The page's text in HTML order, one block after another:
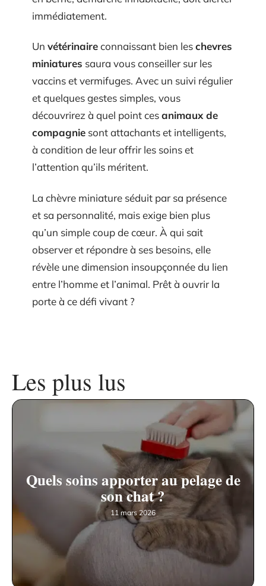
immédiatement.
Un vétérinaireconnaissant bien leschevres
miniatures saura vous conseiller sur les
vaccins et vermifuges. Avec un suivi régulier
et quelques gestes simples, vous
découvrirez à quel point cesanimaux de
compagnie sont attachants et intelligents,
à condition de leur offrir les soins et
l’attention qu’ils méritent.
La chèvre miniature séduit par sa présence
et sa personnalité, mais exige bien plus
qu’un simple coup de cœur. À qui sait
observer et répondre à ses besoins, elle
révèle une dimension insoupçonnée du lien
entre l’homme et l’animal. Prêt à ouvrir la
porte à ce défi vivant ?
Les plus lus
Quels soins apporter au pelage de
son chat ?
11 mars 2026